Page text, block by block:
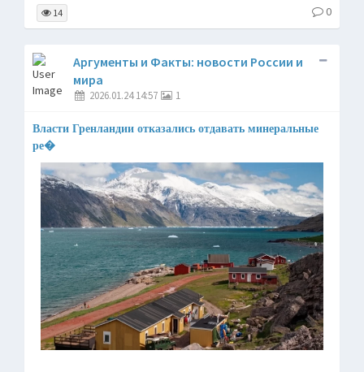
14 0
Аргументы и Факты: новости России и
мира
2026.01.24 14:57 1
Власти Гренландии отказались отдавать минеральные
ре�